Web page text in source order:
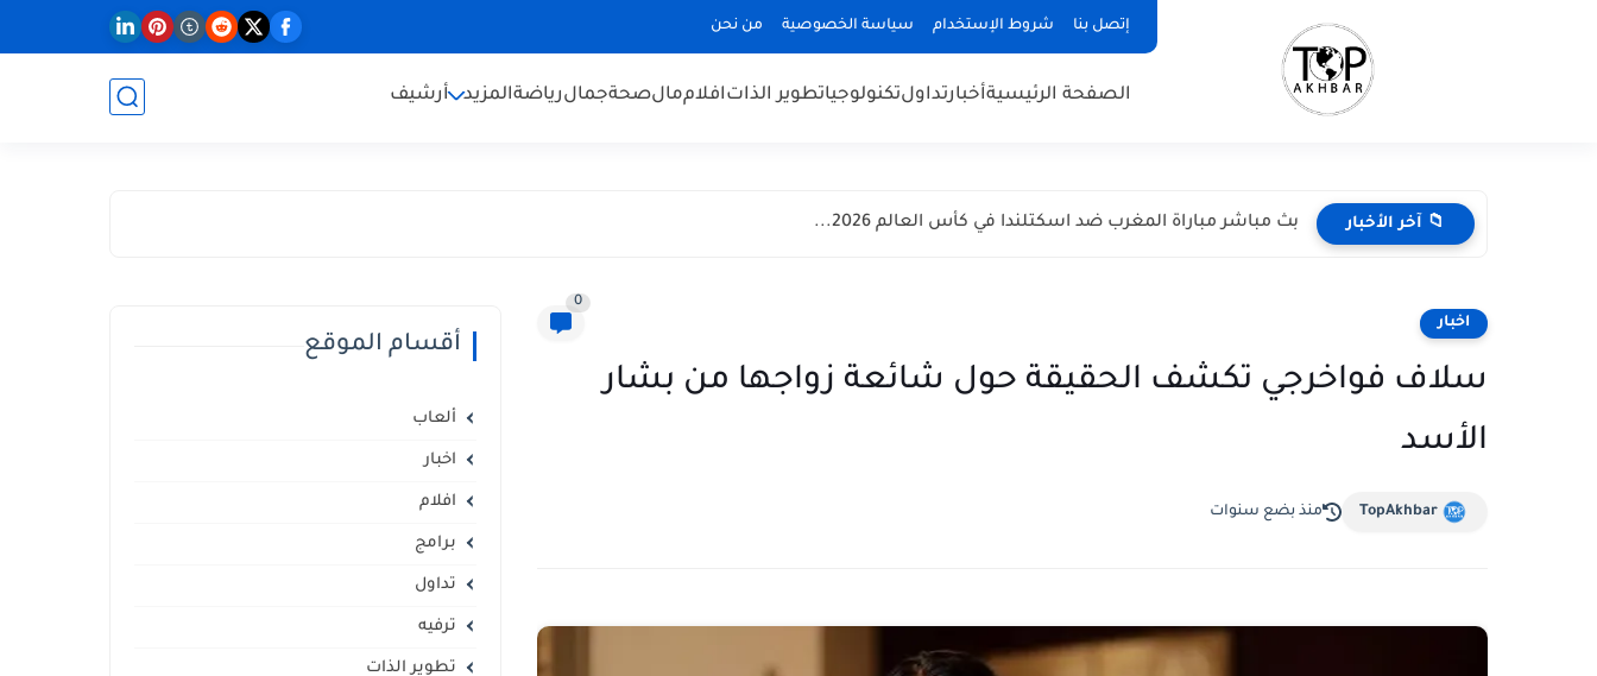
إتصل بنا شروط الإستخدام سياسة الخصوصية من نحن
الصفحة الرئيسيةأخبارتداولتكنولوجياتطوير الذاتافلاممالصحةجمالرياضةالمزيد أرشيف
📁 آخر الأخبار بث مباشر مباراة المغرب ضد اسكتلندا في كأس العالم 2026...
اخبار
0
سلاف فواخرجي تكشف الحقيقة حول شائعة زواجها من بشار
الأسد
TopAkhbar منذ بضع سنوات
أقسام الموقع
ألعاب
اخبار
افلام
برامج
تداول
ترفيه
تطوير الذات